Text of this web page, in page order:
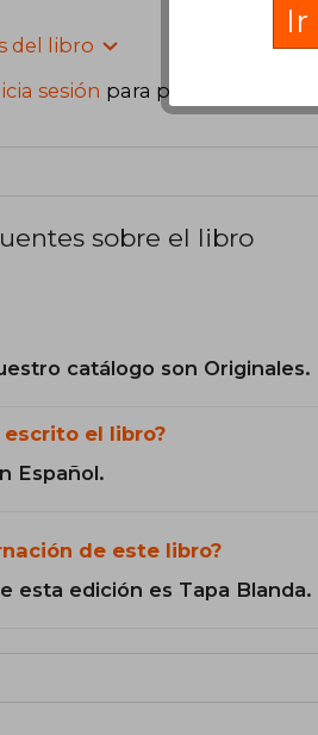
del libro
sesión para poder agregar
sobre el libro
catálogo son Originales.
escrito el libro?
Español.
de este libro?
esta edición es Tapa Blanda.
Ir